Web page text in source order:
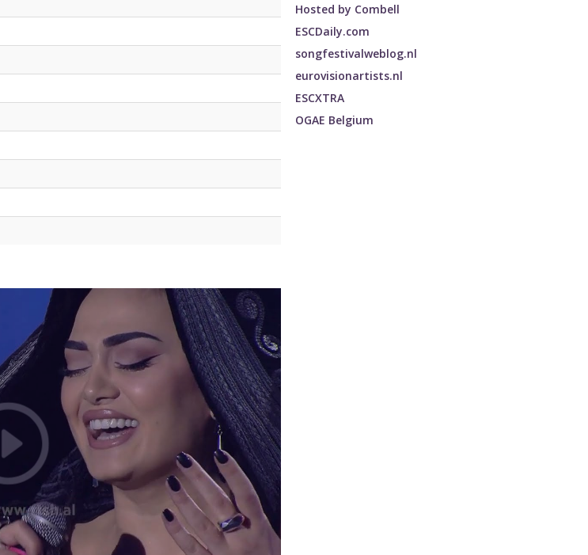
Hosted by Combell
ESCDaily.com
songfestivalweblog.nl
eurovisionartists.nl
ESCXTRA
OGAE Belgium